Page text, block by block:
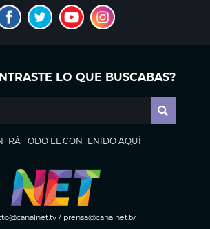
LO QUE BUSCABAS?
TODO EL CONTENIDO AQUÍ
/ prensa@canalnet.tv